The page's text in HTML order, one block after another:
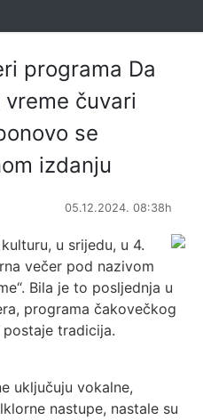
programa Da
čuvari
se
izdanju
05.12.2024. 08:38h
u srijedu, u 4.
večer pod nazivom
“. Bila je to posljednja u
, programa čakovečkog
tradicija.
uključuju vokalne,
nastupe, nastale su